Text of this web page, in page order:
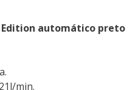
Edition automático preto
min.